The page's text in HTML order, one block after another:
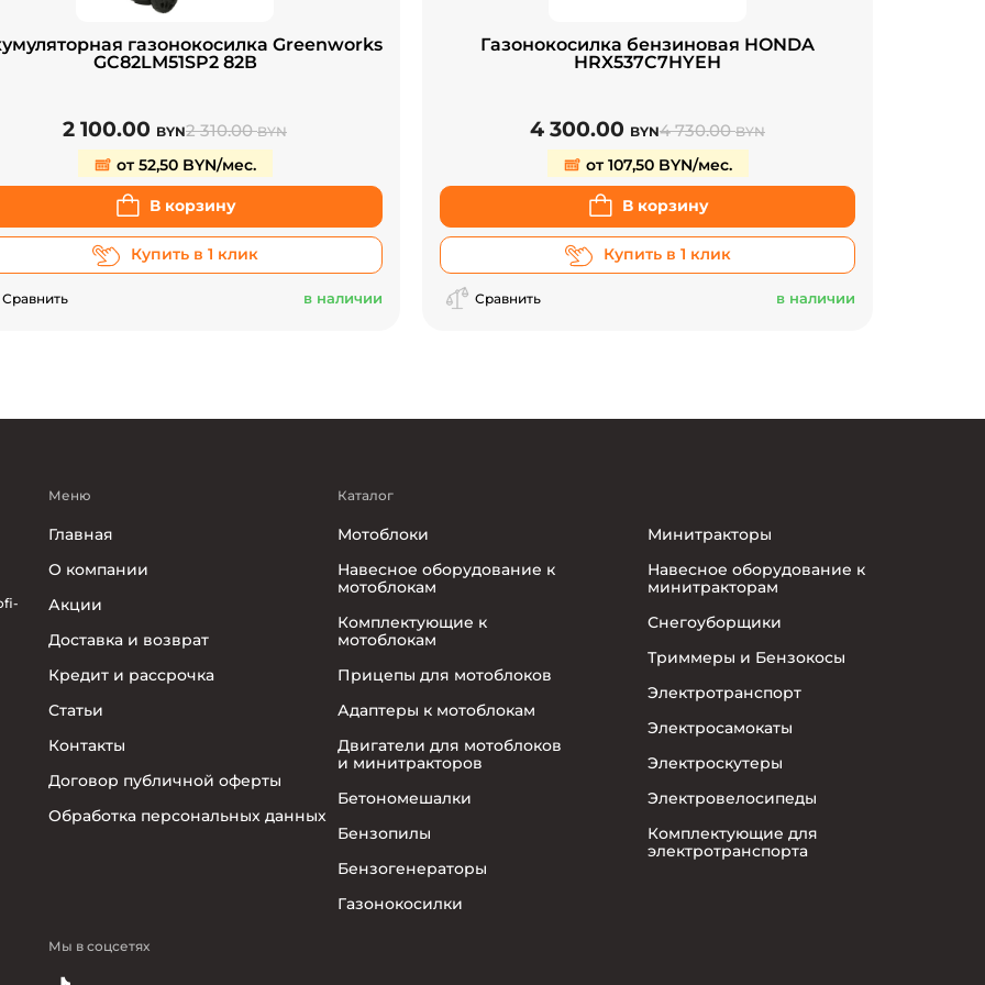
газонокосилка Greenworks
GC82LM51SP2 82В
2 100.00 BYN2 310.00BYN
от 52,50 BYN/мес.
В корзину
Купить в 1 клик
Сравнить в наличии
Газонокосилка бензиновая HONDA
HRX537C7HYEН
4 300.00 BYN4 730.00BYN
от 107,50 BYN/мес.
В корзину
Купить в 1 клик
Сравнить в наличии
Меню
Главная
О компании
Акции
Доставка и возврат
Кредит и рассрочка
Статьи
Контакты
Договор публичной оферты
Обработка персональных данных
Каталог
Мотоблоки
Навесное оборудование к
мотоблокам
Комплектующие к
мотоблокам
Прицепы для мотоблоков
Адаптеры к мотоблокам
Двигатели для мотоблоков
и минитракторов
Бетономешалки
Бензопилы
Бензогенераторы
Газонокосилки
Минитракторы
Навесное оборудование к
минитракторам
Снегоуборщики
Триммеры и Бензокосы
Электротранспорт
Электросамокаты
Электроскутеры
Электровелосипеды
Комплектующие для
электротранспорта
Мы в соцсетях